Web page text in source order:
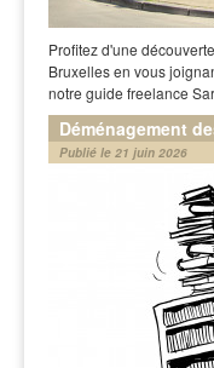
Profitez d'une
Bruxelles en vous
notre guide freelance
Déménagement
Publié le 21 juin 2026